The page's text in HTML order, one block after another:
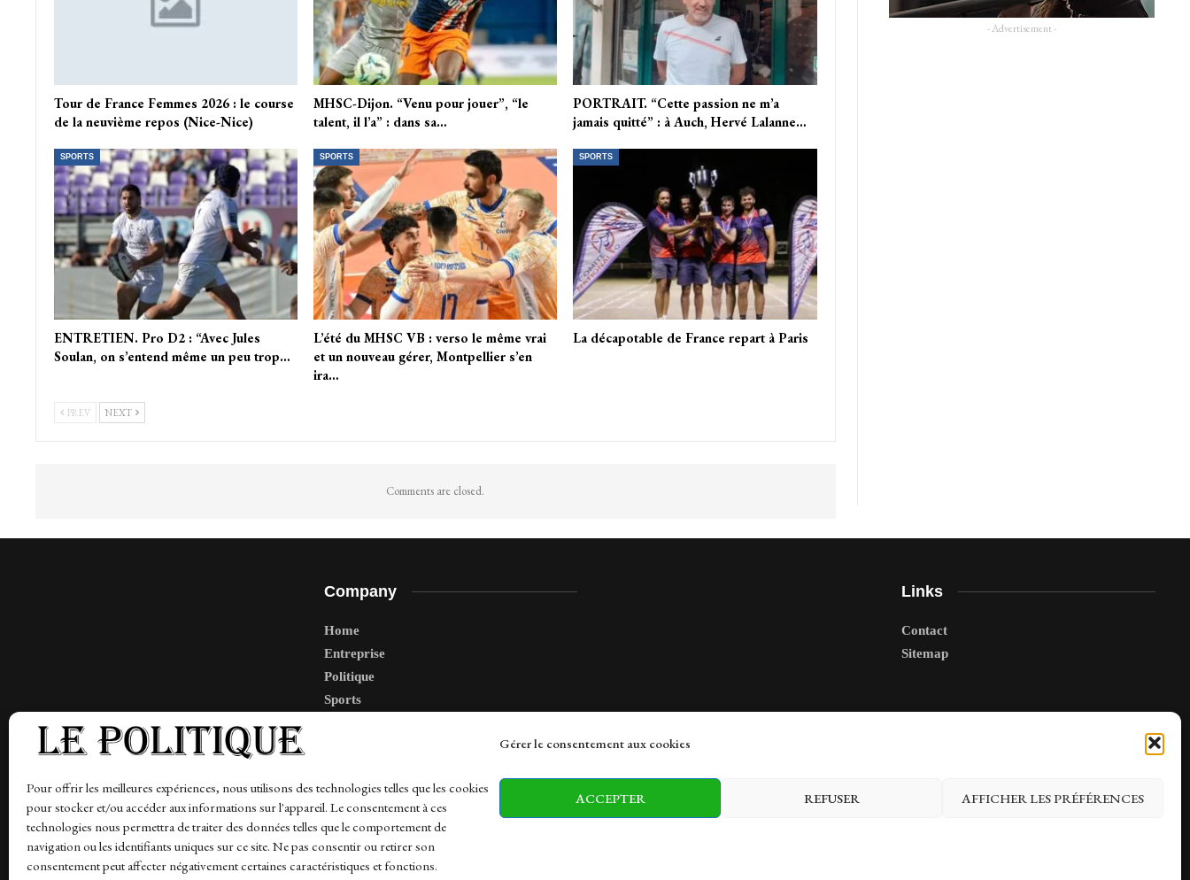
Gérer le consentement aux cookies
Pour offrir les meilleures expériences, nous utilisons des technologies telles que les cookies
pour stocker et/ou accéder aux informations sur l'appareil. Le consentement à ces
technologies nous permettra de traiter des données telles que le comportement de
navigation ou les identifiants uniques sur ce site. Ne pas consentir ou retirer son
consentement peut affecter négativement certaines caractéristiques et fonctions.
ACCEPTER REFUSER AFFICHER LES PRÉFÉRENCES
Tour de France Femmes 2026 : le course
de la neuvième repos (Nice-Nice)
MHSC-Dijon. “Venu pour jouer”, “le
talent, il l’a” : dans sa…
PORTRAIT. “Cette passion ne m’a
jamais quitté” : à Auch, Hervé Lalanne…
SPORTS
ENTRETIEN. Pro D2 : “Avec Jules
Soulan, on s’entend même un peu trop…
SPORTS
L’été du MHSC VB : verso le même vrai
et un nouveau gérer, Montpellier s’en
ira…
SPORTS
La décapotable de France repart à Paris
PREV NEXT
Comments are closed.
- Advertisement -
Company
Home
Entreprise
Politique
Sports
Links
Contact
Sitemap
News Finance-Marches Business